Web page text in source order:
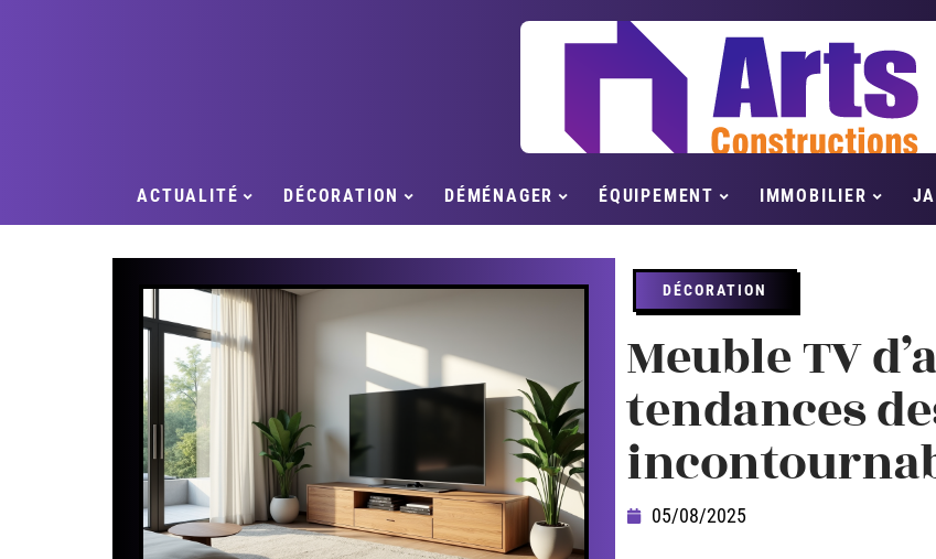
ACTUALITÉ DÉCORATION DÉMÉNAGER ÉQUIPEMENT IMMOBILIER
DÉCORATION
Meuble TV
tendances
05/08/2025